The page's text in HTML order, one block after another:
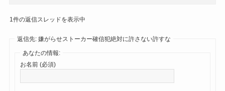
1件の返信スレッドを表示中
返信先: 嫌がらせストーカー確信犯絶対に許さない許すな
あなたの情報:
お名前 (必須)